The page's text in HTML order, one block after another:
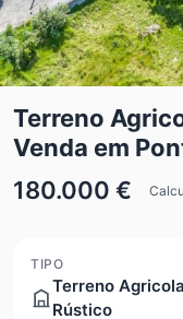
Terreno
Venda em
180.000 €
TIPO
Terreno
Rústico